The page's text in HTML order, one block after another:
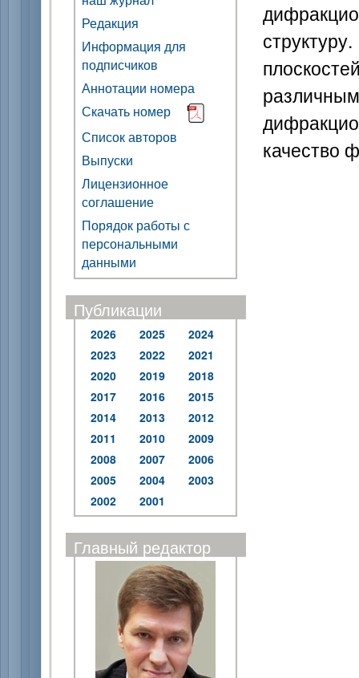
Редакция
Информация для
подписчиков
Аннотации номера
Скачать номер
Список авторов
Выпуски
Лицензионное
соглашение
Порядок работы с
персональными
данными
Публикации
2026 2025
2024
2023
2022
2021
2020
2019
2018
2017
2016
2015
2014
2013
2012
2011
2010
2009
2008
2007
2006
2005
2004
2003
2002
2001
Главный редактор
качество